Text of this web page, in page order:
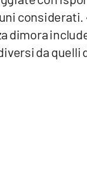
dimora
da quelli